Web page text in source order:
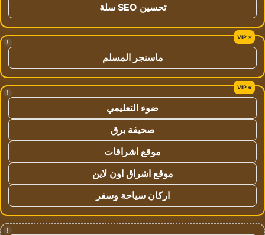
تحسين SEO سلة
!
ماسنجر المسلم
!
ضوء التعليمي
صحيفة برق
موقع اشراقات
موقع اشراق اون لاين
اركان سياحة وسفر
!